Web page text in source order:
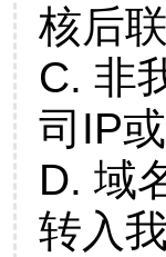
核后
C. 非
司IP
D. 域
转入